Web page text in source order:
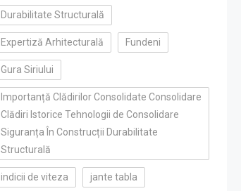
Durabilitate Structurală
Expertiză Arhitecturală Fundeni
Gura Siriului
Importanță Clădirilor Consolidate Consolidare
Clădiri Istorice Tehnologii de Consolidare
Siguranța În Construcții Durabilitate
Structurală
indicii de viteza jante tabla